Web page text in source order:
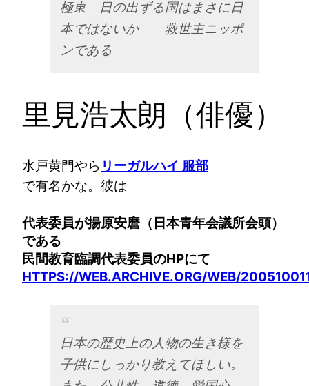
極東 日の出ずる国はまさに日
本ではないか 救世主ニッポ
ンである
里見浩太朗（俳優）
水戸黄門やら リーガルハイ 服部
で有名かな。彼は
代表委員が揚原安麿（日本青年会議所会頭）
である
民間教育臨調代表委員のHPにて
HTTPS://WEB.ARCHIVE.ORG/WEB/
日本の歴史上の人物の生き様を
子供にしっかり教えてほしい。